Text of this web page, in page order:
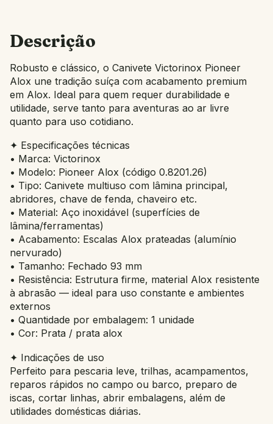
Descrição
Robusto e clássico, o Canivete Victorinox Pioneer
Alox une tradição suíça com acabamento premium
em Alox. Ideal para quem requer durabilidade e
utilidade, serve tanto para aventuras ao ar livre
quanto para uso cotidiano.
✦ Especificações técnicas
• Marca: Victorinox
• Modelo: Pioneer Alox (código 0.8201.26)
• Tipo: Canivete multiuso com lâmina principal,
abridores, chave de fenda, chaveiro etc.
• Material: Aço inoxidável (superfícies de
lâmina/ferramentas)
• Acabamento: Escalas Alox prateadas (alumínio
nervurado)
• Tamanho: Fechado 93 mm
• Resistência: Estrutura firme, material Alox resistente
à abrasão — ideal para uso constante e ambientes
externos
• Quantidade por embalagem: 1 unidade
• Cor: Prata / prata alox
✦ Indicações de uso
Perfeito para pescaria leve, trilhas, acampamentos,
reparos rápidos no campo ou barco, preparo de
iscas, cortar linhas, abrir embalagens, além de
utilidades domésticas diárias.